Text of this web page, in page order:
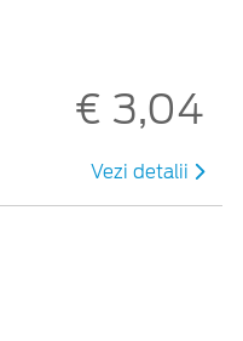
€ 3,04
Vezi detalii